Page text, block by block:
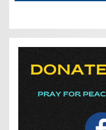
WordPress YouTube